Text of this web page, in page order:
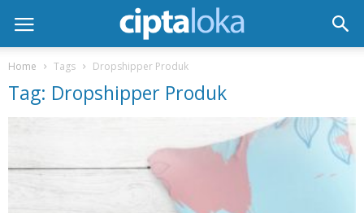
Home Tags Dropshipper Produk
Tag: Dropshipper Produk